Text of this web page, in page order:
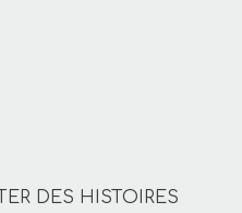
DES HISTOIRES